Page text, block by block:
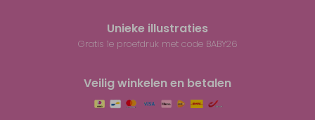
Unieke illustraties
Gratis 1e proefdruk met code BABY26
Veilig winkelen en betalen